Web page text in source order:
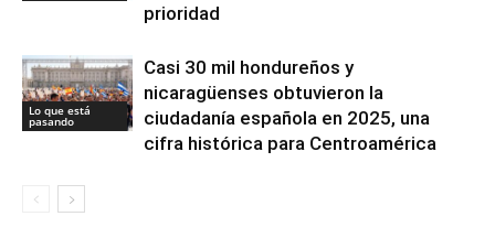
prioridad
Lo que está
pasando
Casi 30 mil hondureños y
nicaragüenses obtuvieron la
ciudadanía española en 2025, una
cifra histórica para Centroamérica